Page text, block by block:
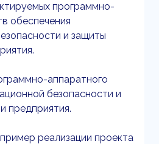
программно-
обеспечения
и защиты
аппаратного
безопасности и
предприятия.
реализации проекта